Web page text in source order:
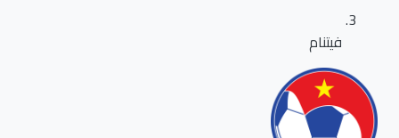
فيتنام